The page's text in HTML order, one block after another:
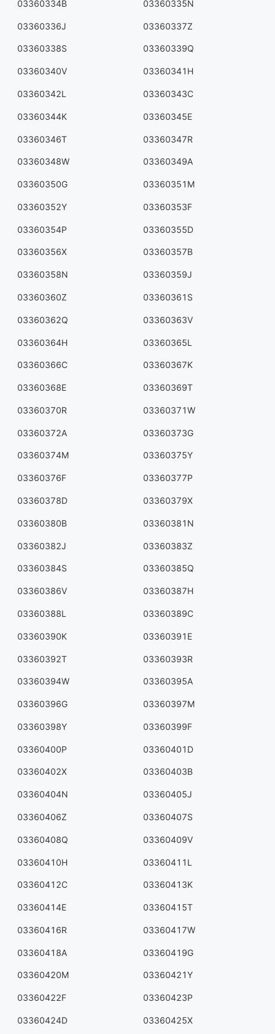
03360334B 03360335N
03360336J 03360337Z
03360338S 03360339Q
03360340V 03360341H
03360342L 03360343C
03360344K 03360345E
03360346T 03360347R
03360348W 03360349A
03360350G 03360351M
03360352Y 03360353F
03360354P 03360355D
03360356X 03360357B
03360358N 03360359J
03360360Z 03360361S
03360362Q 03360363V
03360364H 03360365L
03360366C 03360367K
03360368E 03360369T
03360370R 03360371W
03360372A 03360373G
03360374M 03360375Y
03360376F 03360377P
03360378D 03360379X
03360380B 03360381N
03360382J 03360383Z
03360384S 03360385Q
03360386V 03360387H
03360388L 03360389C
03360390K 03360391E
03360392T 03360393R
03360394W 03360395A
03360396G 03360397M
03360398Y 03360399F
03360400P 03360401D
03360402X 03360403B
03360404N 03360405J
03360406Z 03360407S
03360408Q 03360409V
03360410H 03360411L
03360412C 03360413K
03360414E 03360415T
03360416R 03360417W
03360418A 03360419G
03360420M 03360421Y
03360422F 03360423P
03360424D 03360425X